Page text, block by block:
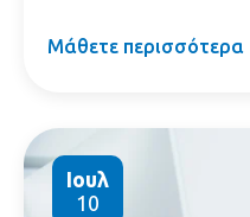
Μάθετε περισσότερα
Ιουλ
10